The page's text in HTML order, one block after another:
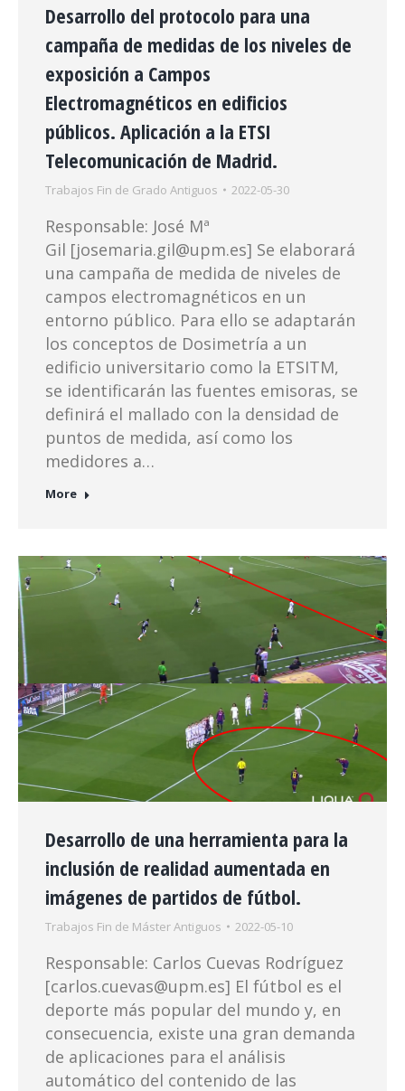
Desarrollo del protocolo para una
campaña de medidas de los niveles de
exposición a Campos
Electromagnéticos en edificios
públicos. Aplicación a la ETSI
Telecomunicación de Madrid.
Trabajos Fin de Grado Antiguos 2022-05-30
Responsable: José Mª
Gil [josemaria.gil@upm.es] Se elaborará
una campaña de medida de niveles de
campos electromagnéticos en un
entorno público. Para ello se adaptarán
los conceptos de Dosimetría a un
edificio universitario como la ETSITM,
se identificarán las fuentes emisoras, se
definirá el mallado con la densidad de
puntos de medida, así como los
medidores a…
More
Desarrollo de una herramienta para la
inclusión de realidad aumentada en
imágenes de partidos de fútbol.
Trabajos Fin de Máster Antiguos 2022-05-10
Responsable: Carlos Cuevas Rodríguez
[carlos.cuevas@upm.es] El fútbol es el
deporte más popular del mundo y, en
consecuencia, existe una gran demanda
de aplicaciones para el análisis
automático del contenido de las